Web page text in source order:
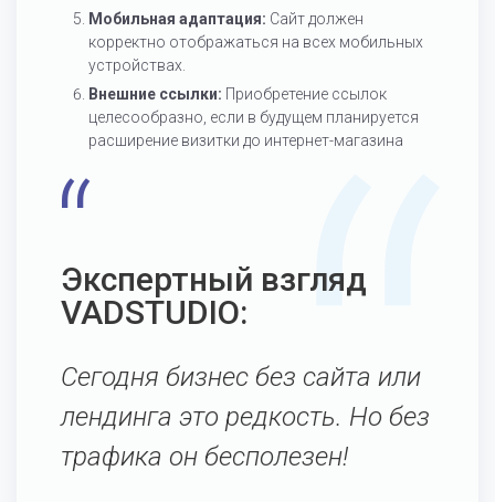
Мобильная адаптация: Сайт должен
корректно отображаться на всех мобильных
устройствах.
Внешние ссылки: Приобретение ссылок
целесообразно, если в будущем планируется
расширение визитки до интернет-магазина
Экспертный взгляд
VADSTUDIO:
Сегодня бизнес без сайта или
лендинга это редкость. Но без
трафика он бесполезен!